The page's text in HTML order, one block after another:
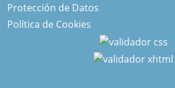
Protección de Datos
Política de Cookies